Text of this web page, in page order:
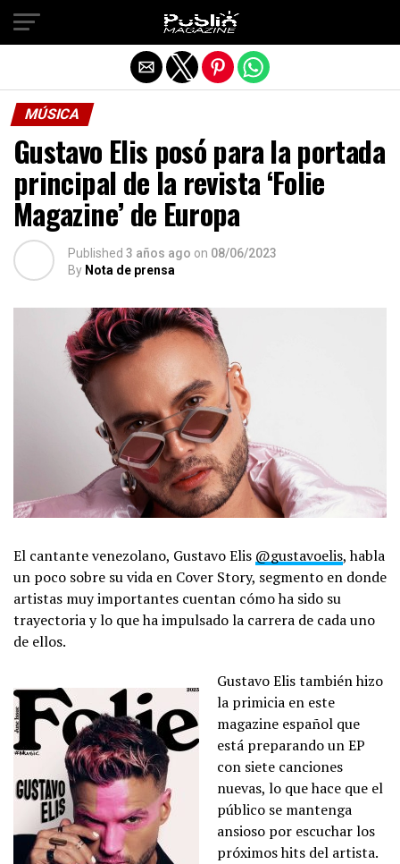
MÚSICA
Gustavo Elis posó para la portada
principal de la revista ‘Folie
Magazine’ de Europa
Published 3 años ago on 08/06/2023
By Nota de prensa
El cantante venezolano, Gustavo Elis @gustavoelis, habla
un poco sobre su vida en Cover Story, segmento en donde
artistas muy importantes cuentan cómo ha sido su
trayectoria y lo que ha impulsado la carrera de cada uno
de ellos.
Gustavo Elis también hizo
la primicia en este
magazine español que
está preparando un EP
con siete canciones
nuevas, lo que hace que el
público se mantenga
ansioso por escuchar los
próximos hits del artista.
Salir de la versión móvil